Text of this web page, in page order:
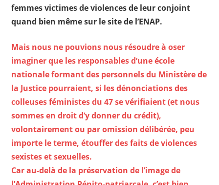
femmes victimes de violences de leur conjoint
quand bien même sur le site de l’ENAP.
Mais nous ne pouvions nous résoudre à oser
imaginer que les responsables d’une école
nationale formant des personnels du Ministère de
la Justice pourraient, si les dénonciations des
colleuses féministes du 47 se vérifiaient (et nous
sommes en droit d’y donner du crédit),
volontairement ou par omission délibérée, peu
importe le terme, étouffer des faits de violences
sexistes et sexuelles.
Car au-delà de la préservation de l’image de